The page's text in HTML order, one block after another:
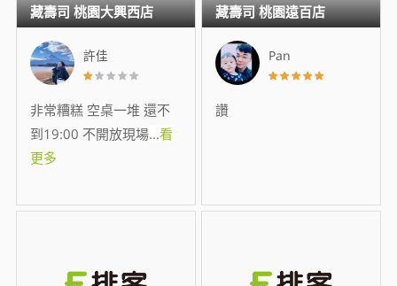
許佳
非常糟糕 空桌一堆 還不
到19:00 不開放現場...看
更多
藏壽司 桃園大興西店
Pan
讚
藏壽司 桃園遠百店